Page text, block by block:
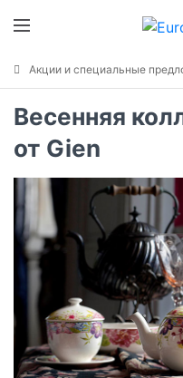
Акции и специальные
Весенняя
от Gien